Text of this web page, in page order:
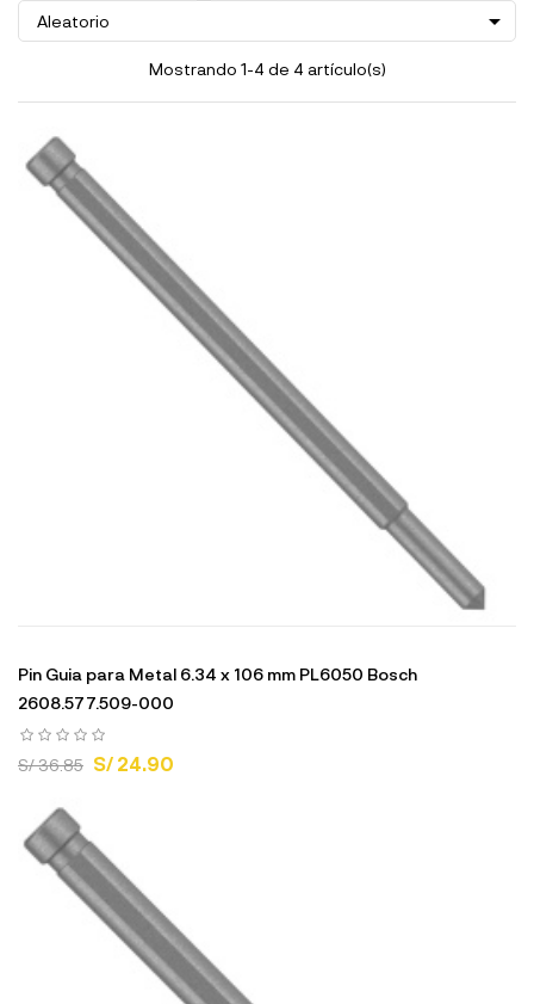
Aleatorio 
Mostrando 1-4 de 4 artículo(s)
Pin Guia para Metal 6.34 x 106 mm PL6050 Bosch
2608.577.509-000
S/ 36.85 S/ 24.90